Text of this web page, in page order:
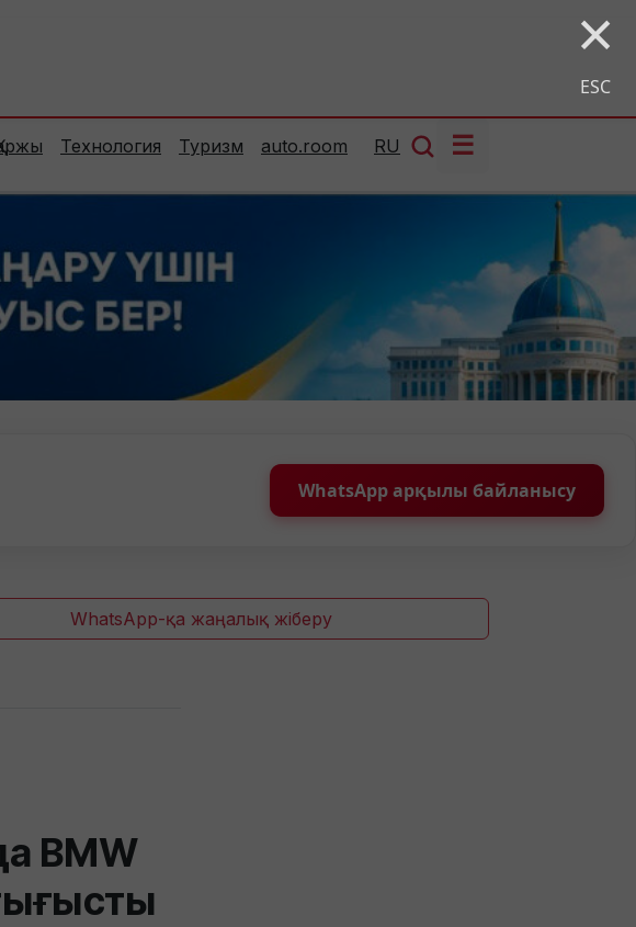
×
ESC
Технология Туризм auto.room RU ☰
WhatsApp арқылы байланысу
WhatsApp-қа жаңалық жіберу
BMW